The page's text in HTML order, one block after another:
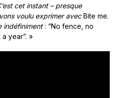
cet instant – presque
voulu exprimer avecBite me.
indéfiniment: “No fence, no
year”. »